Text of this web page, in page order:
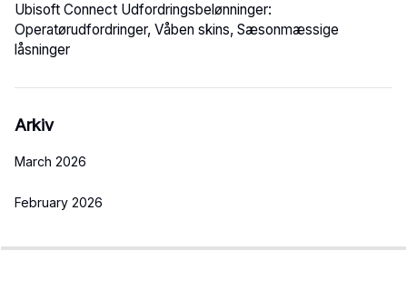
Ubisoft Connect Udfordringsbelønninger:
Operatørudfordringer, Våben skins, Sæsonmæssige
låsninger
Arkiv
March 2026
February 2026